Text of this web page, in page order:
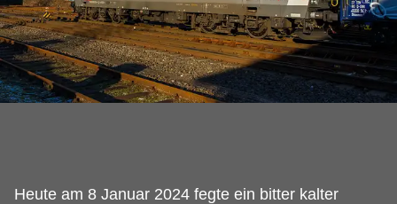
Heute am 8 Januar 2024 fegte ein bitter kalter